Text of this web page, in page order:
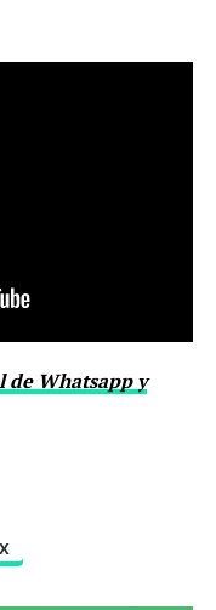
de Whatsapp y
X